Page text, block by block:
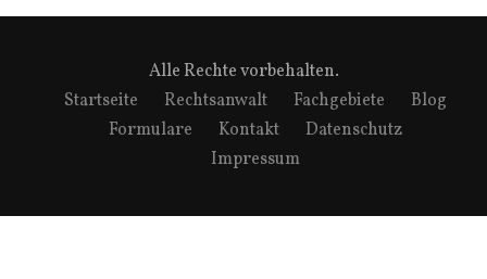
Alle Rechte vorbehalten.
Startseite
Rechtsanwalt Fachgebiete
Blog
Formulare
Kontakt
Datenschutz
Impressum